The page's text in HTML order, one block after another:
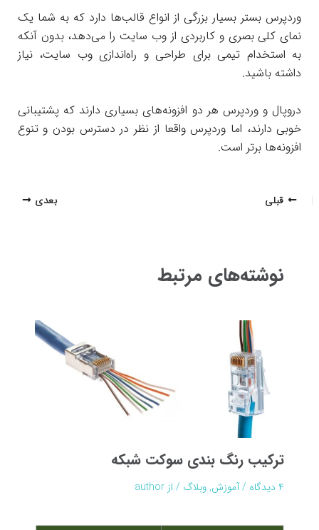
وردپرس بستر بسیار بزرگی از انواع قالب‌ها دارد که به شما یک
نمای کلی بصری و کاربردی از وب سایت را می‌دهد، بدون آنکه
به استخدام تیمی برای طراحی و راه‌اندازی وب سایت، نیاز
داشته باشید.
دروپال و وردپرس هر دو افزونه‌های بسیاری دارند که پشتیبانی
خوبی دارند، اما وردپرس واقعا از نظر در دسترس بودن و تنوع
افزونه‌ها برتر است.
پیمایشقبلی بعدی
نوشته‌های مرتبط
ترکیب رنگ بندی سوکت شبکه
۴ دیدگاه /آموزش,وبلاگ / از author